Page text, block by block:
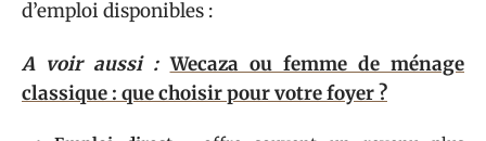
d’emploi disponibles :
A voir aussi : Wecaza ou femme de ménage
classique : que choisir pour votre foyer ?